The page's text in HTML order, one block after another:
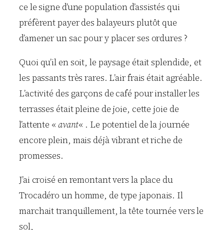
ce le signe d’une population d’assistés qui
préfèrent payer des balayeurs plutôt que
d’amener un sac pour y placer ses ordures ?
Quoi qu’il en soit, le paysage était splendide, et
les passants très rares. L’air frais était agréable.
L’activité des garçons de café pour installer les
terrasses était pleine de joie, cette joie de
l’attente «avant« . Le potentiel de la journée
encore plein, mais déjà vibrant et riche de
promesses.
J’ai croisé en remontant vers la place du
Trocadéro un homme, de type japonais. Il
marchait tranquillement, la tête tournée vers le
sol,